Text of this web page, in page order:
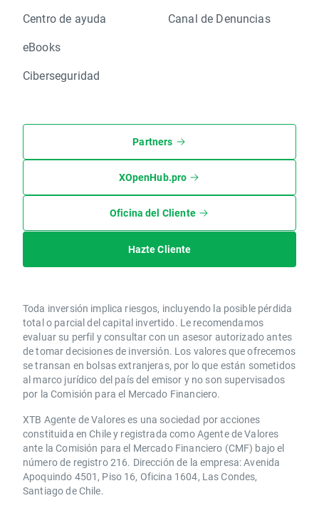
Centro de ayuda
eBooks
Ciberseguridad
Canal de Denuncias
Partners
XOpenHub.pro
Oficina del Cliente
Hazte Cliente
Toda inversión implica riesgos, incluyendo la posible pérdida
total o parcial del capital invertido. Le recomendamos
evaluar su perfil y consultar con un asesor autorizado antes
de tomar decisiones de inversión. Los valores que ofrecemos
se transan en bolsas extranjeras, por lo que están sometidos
al marco jurídico del país del emisor y no son supervisados
por la Comisión para el Mercado Financiero.
XTB Agente de Valores es una sociedad por acciones
constituida en Chile y registrada como Agente de Valores
ante la Comisión para el Mercado Financiero (CMF) bajo el
número de registro 216. Dirección de la empresa: Avenida
Apoquindo 4501, Piso 16, Oficina 1604, Las Condes,
Santiago de Chile.